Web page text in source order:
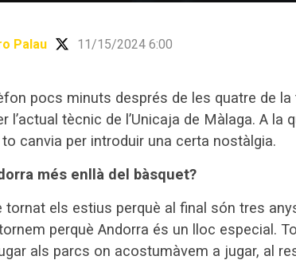
Palau 11/15/2024 6:00
pocs minuts després de les quatre de la
tècnic de l’Unicaja de Màlaga. A la
canvia per introduir una certa nostàlgia.
més enllà del bàsquet?
tornat els estius perquè al final són tres
perquè Andorra és un lloc especial.
als parcs on acostumàvem a jugar, al